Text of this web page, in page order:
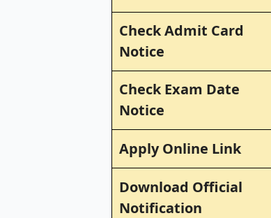
Check Admit Card
Notice
Check Exam Date
Notice
Apply Online Link
Download Official
Notification